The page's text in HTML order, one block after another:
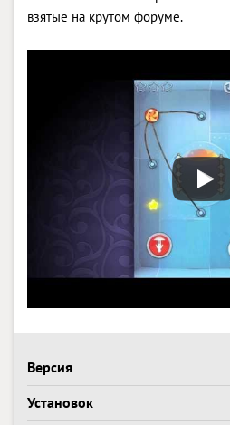
взятые на крутом форуме.
Версия
Установок